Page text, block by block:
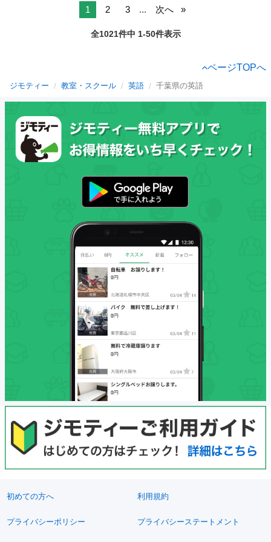
1 2 3 ... 次へ
全1021件中 1-50件表示
ページTOPへ
ジモティー 教室・スクール 英語 千葉県の英語
初めての方へ 利用規約
プライバシーポリシー プライバシーステートメント